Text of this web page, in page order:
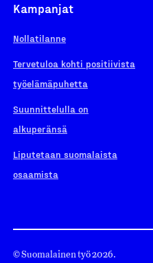
Kampanjat
Nollatilanne
Tervetuloa kohti positiivista
työelämäpuhetta
Suunnittelulla on
alkuperänsä
Liputetaan suomalaista
osaamista
© Suomalainen työ 2026.